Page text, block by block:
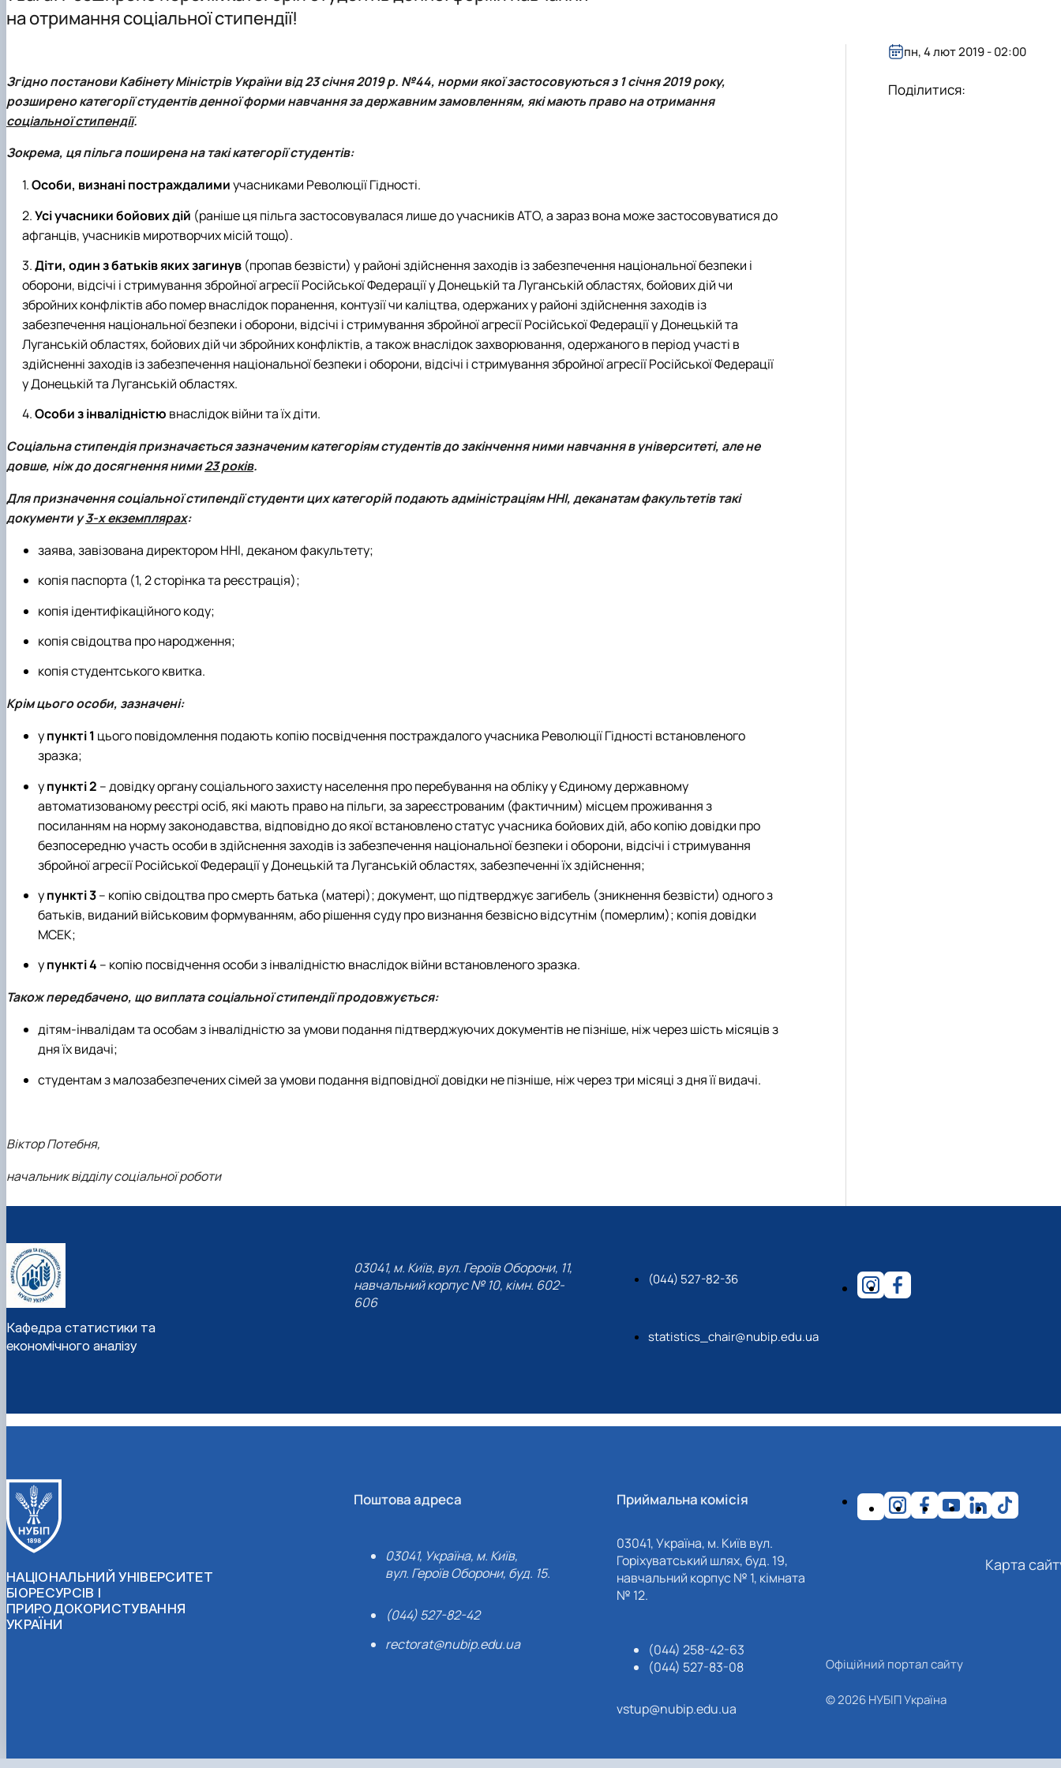
Основні напрями роботи
ННЛ біоеконометрики та дейтамайнінгу
PhD
Інформація для магістрів
Практична підготовка
Події
Науковий гурток “Цифрова статистика”
Події
Науково-практичні конференції, круглі столи, семінари
на отримання соціальної стипендії!
Згідно постанови Кабінету Міністрів України від 23 січня 2019 р. №44, норми якої застосовуються з 1 січня 2019 року,
розширено категорії студентів денної форми навчання за державним замовленням, які мають право на отримання
соціальної стипендії.
Зокрема, цяпільгапоширена на такі категорії студентів:
Особи, визнані постраждалимиучасниками Революції Гідності.
Усі учасники бойових дій (раніше ця пільга застосовувалася лише до учасників АТО, а зараз вона може застосовуватися до
афганців, учасників миротворчих місій тощо).
Діти, один з батьків яких загинув (пропав безвісти) у районі здійснення заходів із забезпечення національної безпеки і
оборони, відсічі і стримування збройної агресії Російської Федерації у Донецькій та Луганській областях, бойових дій чи
збройних конфліктів або помер внаслідок поранення, контузії чи каліцтва, одержаних у районі здійснення заходів із
забезпечення національної безпеки і оборони, відсічі і стримування збройної агресії Російської Федерації у Донецькій та
Луганській областях, бойових дій чи збройних конфліктів, а також внаслідок захворювання, одержаного в період участі в
здійсненні заходів із забезпечення національної безпеки і оборони, відсічі і стримування збройної агресії Російської Федерації
у Донецькій та Луганській областях.
Особи з інвалідністю внаслідок війни та їх діти.
Соціальна стипендія призначається зазначеним категоріям студентів до закінчення ними навчання в університеті, але не
довше, ніж до досягнення ними23 років.
Для призначеннясоціальної стипендіїстуденти цих категорій подають адміністраціям ННІ, деканатам факультетів такі
документи у3-х екземплярах:
заява, завізована директором ННІ, деканом факультету;
копія паспорта (1, 2 сторінка та реєстрація);
копія ідентифікаційного коду;
копія свідоцтва про народження;
копія студентського квитка.
Крім цього особи, зазначені:
упункті 1 цього повідомлення подають копію посвідчення постраждалого учасника Революції Гідності встановленого
зразка;
упункті 2 – довідку органу соціального захисту населення про перебування на обліку у Єдиному державному
автоматизованому реєстрі осіб, які мають право на пільги, за зареєстрованим (фактичним) місцем проживання з
посиланням на норму законодавства, відповідно до якої встановлено статус учасника бойових дій, або копію довідки про
безпосередню участь особи в здійснення заходів із забезпечення національної безпеки і оборони, відсічі і стримування
збройної агресії Російської Федерації у Донецькій та Луганській областях, забезпеченні їх здійснення;
упункті 3– копію свідоцтва про смерть батька (матері); документ, що підтверджує загибель (зникнення безвісти) одного з
батьків, виданий військовим формуванням, або рішення суду про визнання безвісно відсутнім (померлим); копія довідки
МСЕК;
упункті 4 – копію посвідчення особи з інвалідністю внаслідок війни встановленого зразка.
Також передбачено, що виплата соціальної стипендії продовжується:
дітям-інвалідам та особам з інвалідністю за умови подання підтверджуючих документів не пізніше, ніж через шість місяців з
дня їх видачі;
студентам з малозабезпечених сімей за умови подання відповідної довідки не пізніше, ніж через три місяці з дня її видачі.
Віктор Потебня,
начальник відділу соціальної роботи
пн, 4 лют 2019 - 02:00
Поділитися:
Кафедра статистики та
економічного аналізу
03041, м. Київ, вул. Героїв Оборони, 11,
навчальний корпус № 10, кімн. 602-
606
(044) 527-82-36
statistics_chair@nubip.edu.ua
НАЦІОНАЛЬНИЙ УНІВЕРСИТЕТ
БІОРЕСУРСІВ І
ПРИРОДОКОРИСТУВАННЯ
УКРАЇНИ
Поштова адреса
03041, Україна, м. Київ,
вул. Героїв Оборони, буд. 15.
(044) 527-82-42
rectorat@nubip.edu.ua
Приймальна комісія
03041, Україна, м. Київ вул.
Горіхуватський шлях, буд. 19,
навчальний корпус № 1, кімната
№ 12.
(044) 258-42-63
(044) 527-83-08
vstup@nubip.edu.ua
Карта
Офіційний портал сайту
© 2026 НУБІП Україна